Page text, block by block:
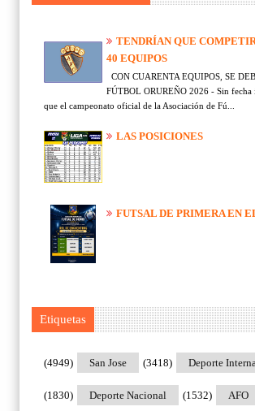
TENDRÍAN QUE
40 EQUIPOS
CON CUARENTA EQUIPOS, SE
FÚTBOL ORUREÑO 2026 - Sin fecha
que el campeonato oficial de la Asociación de Fú...
LAS POSICIONES
FUTSAL DE PRIMERA EN
Etiquetas
San Jose
(4949) Deporte
(3418)
Deporte Nacional
(1830) AFO
(1532)